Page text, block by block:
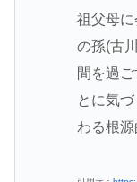
祖父母
の孫(古
間を過
とに気
わる根源